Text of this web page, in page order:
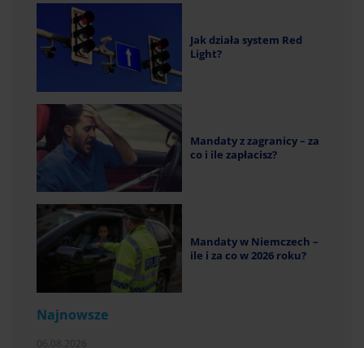
Jak działa system Red
Light?
Mandaty z zagranicy – za
co i ile zapłacisz?
Mandaty w Niemczech –
ile i za co w 2026 roku?
Najnowsze